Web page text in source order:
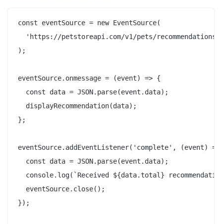
const eventSource = new EventSource(
'https://petstoreapi.com/v1/pets/
);
eventSource.onmessage = (event) => {
  const data = JSON.parse(event.data);
  displayRecommendation(data);
};
eventSource.addEventListener('complete', (event)
  const data = JSON.parse(event.data);
console.log(`Received ${data.total}
  eventSource.close();
});